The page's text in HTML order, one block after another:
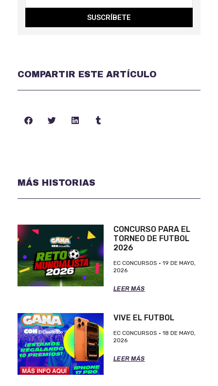
SUSCRÍBETE
COMPARTIR ESTE ARTÍCULO
MÁS HISTORIAS
CONCURSO PARA EL
TORNEO DE FUTBOL
2026
EC CONCURSOS
19 DE MAYO,
2026
LEER MÁS
VIVE EL FUTBOL
EC CONCURSOS
18 DE MAYO,
2026
LEER MÁS